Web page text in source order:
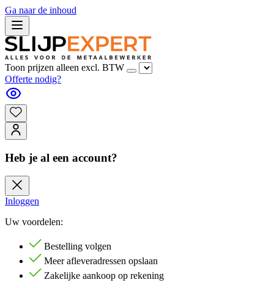
Ga naar de inhoud
Toon prijzen alleen excl. BTW
Offerte nodig?
Heb je al een account?
Inloggen
Uw voordelen:
Bestelling volgen
Meer afleveradressen opslaan
Zakelijke aankoop op rekening